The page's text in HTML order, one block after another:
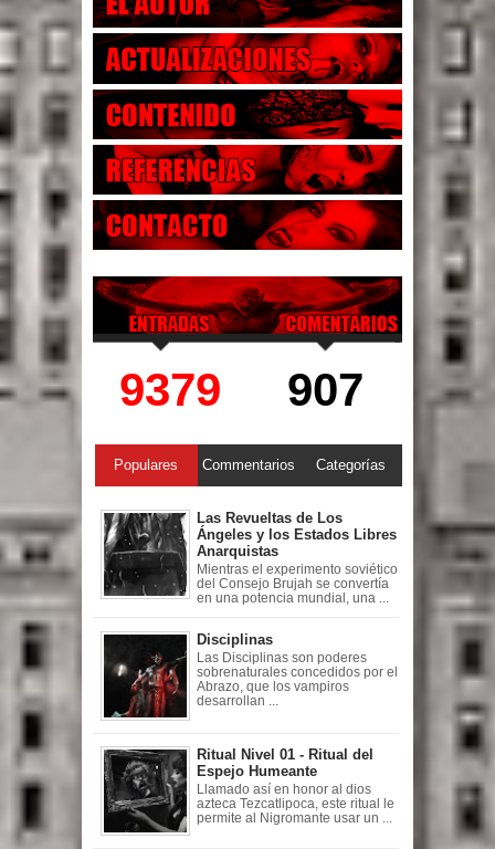
9379 907
Populares Commentarios Categorías
Las Revueltas de Los
Ángeles y los Estados Libres
Anarquistas
Mientras el experimento soviético
del Consejo Brujah se convertía
en una potencia mundial, una ...
Disciplinas
Las Disciplinas son poderes
sobrenaturales concedidos por el
Abrazo, que los vampiros
desarrollan ...
Ritual Nivel 01 - Ritual del
Espejo Humeante
Llamado así en honor al dios
azteca Tezcatlipoca, este ritual le
permite al Nigromante usar un ...